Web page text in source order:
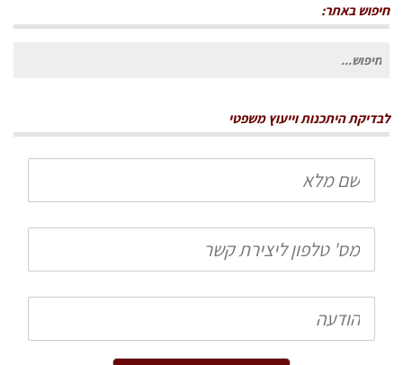
חיפוש באתר:
חיפוש
לבדיקת היתכנות וייעוץ משפטי
שם
מלא
טלפון
הודעה